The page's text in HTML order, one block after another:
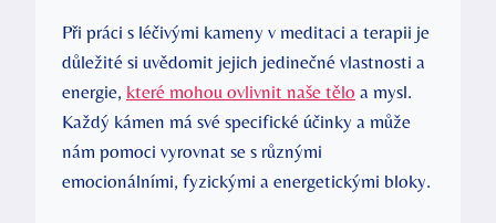
Při práci s léčivými kameny v meditaci a terapii je
důležité si uvědomit jejich jedinečné vlastnosti a
energie, které mohou ovlivnit naše tělo a mysl.
Každý kámen má své specifické účinky a může
nám pomoci vyrovnat se s různými
emocionálními, fyzickými a energetickými bloky.